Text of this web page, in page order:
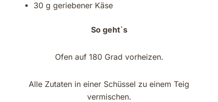
30 g geriebener Käse
So geht`s
Ofen auf 180 Grad vorheizen.
Alle Zutaten in einer Schüssel zu einem Teig
vermischen.